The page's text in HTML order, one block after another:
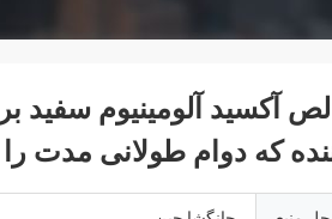
آکسید آلومینیوم سفید
که دوام طولانی مدت